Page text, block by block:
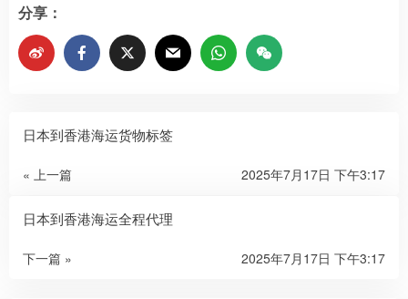
分享：
日本到香港海运货物标签
« 上一篇 2025年7月17日 下午3:17
日本到香港海运全程代理
下一篇 » 2025年7月17日 下午3:17